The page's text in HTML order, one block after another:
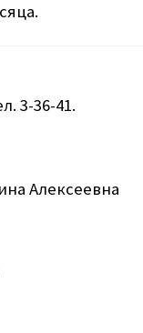
3-36-41.
Алексеевна